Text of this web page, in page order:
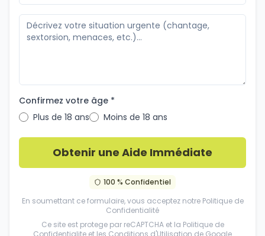
Confirmez votre âge *
Plus de 18 ans
Moins de 18 ans
Obtenir une Aide Immédiate
100 % Confidentiel
En soumettant ce formulaire, vous acceptez notre Politique de
Confidentialité
Ce site est protege par reCAPTCHA et la Politique de
Confidentialite et les Conditions d'Utilisation de Google